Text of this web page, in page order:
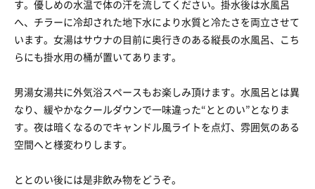
す。優しめの水温で体の汗を流してください。掛水後は水風呂
へ、チラーに冷却された地下水により水質と冷たさを両立させて
います。女湯はサウナの目前に奥行きのある縦長の水風呂、こち
らにも掛水用の桶が置いてあります。
男湯女湯共に外気浴スペースもお楽しみ頂けます。水風呂とは異
なり、緩やかなクールダウンで一味違った“ととのい”となりま
す。夜は暗くなるのでキャンドル風ライトを点灯、雰囲気のある
空間へと様変わりします。
ととのい後には是非飲み物をどうぞ。